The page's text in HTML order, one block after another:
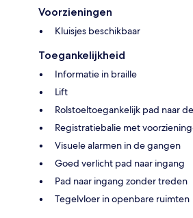
Voorzieningen
Kluisjes beschikbaar
Toegankelijkheid
Informatie in braille
Lift
Rolstoeltoegankelijk pad naar
Registratiebalie met
Visuele alarmen in de gangen
Goed verlicht pad naar ingang
Pad naar ingang zonder treden
Tegelvloer in openbare ruimten